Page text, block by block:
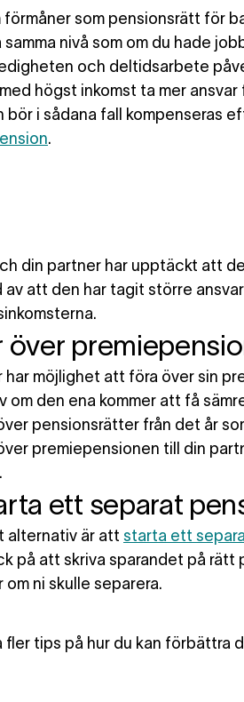
förmåner som pensionsrätt för
samma nivå som om du hade
och deltidsarbete
högst inkomst ta mer
bör i sådana fall kompenseras
.
din partner har upptäckt att
av att den har tagit större
över
har möjlighet att föra över sin
om den ena kommer att få
pensionsrätter från det år
premiepensionen till din
ett separat
alternativ är att starta ett
på att skriva sparandet på
om ni skulle separera.
fler tips på hur du kan förbättra